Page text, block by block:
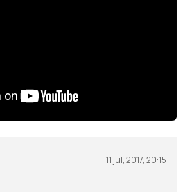
11 jul, 2017, 20:15